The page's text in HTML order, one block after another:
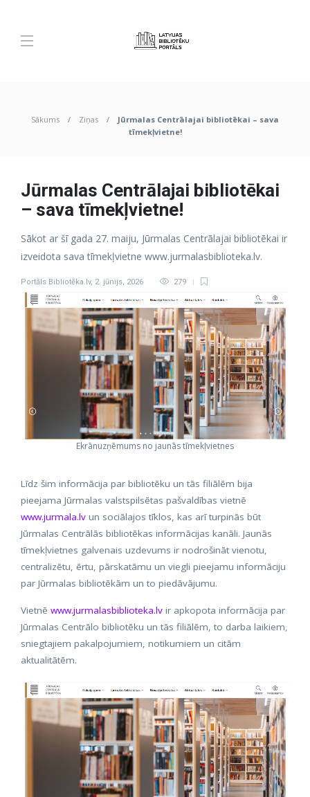
Sākums Ziņas
Jūrmalas Centrālajai bibliotēkai – sava
tīmekļvietne!
Jūrmalas Centrālajai bibliotēkai
– sava tīmekļvietne!
Sākot ar šī gada 27. maiju, Jūrmalas Centrālajai bibliotēkai ir
izveidota sava tīmekļvietne www.jurmalasbiblioteka.lv.
Portāls Bibliotēka.lv, 2. jūnijs, 2026 279
Ekrānuzņēmums no jaunās tīmekļvietnes
Līdz šim informācija par bibliotēku un tās filiālēm bija
pieejama Jūrmalas valstspilsētas pašvaldības vietnē
www.jurmala.lv un sociālajos tīklos, kas arī turpinās būt
Jūrmalas Centrālās bibliotēkas informācijas kanāli. Jaunās
tīmekļvietnes galvenais uzdevums ir nodrošināt vienotu,
centralizētu, ērtu, pārskatāmu un viegli pieejamu informāciju
par Jūrmalas bibliotēkām un to piedāvājumu.
Vietnē www.jurmalasbiblioteka.lv ir apkopota informācija par
Jūrmalas Centrālo bibliotēku un tās filiālēm, to darba laikiem,
sniegtajiem pakalpojumiem, notikumiem un citām
aktualitātēm.